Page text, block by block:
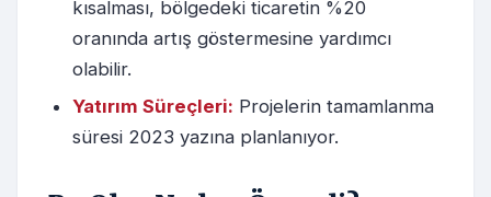
kısalması, bölgedeki ticaretin %20
oranında artış göstermesine yardımcı
olabilir.
Yatırım Süreçleri: Projelerin tamamlanma
süresi 2023 yazına planlanıyor.